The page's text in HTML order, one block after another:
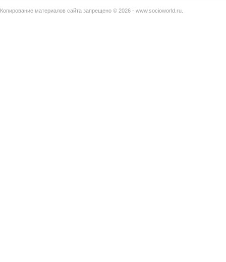
Копирование материалов сайта запрещено © 2026 - www.socioworld.ru.